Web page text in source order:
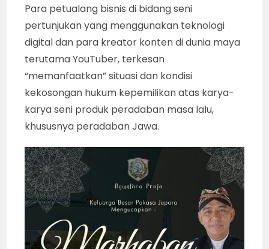
Para petualang bisnis di bidang seni
pertunjukan yang menggunakan teknologi
digital dan para kreator konten di dunia maya
terutama YouTuber, terkesan
“memanfaatkan” situasi dan kondisi
kekosongan hukum kepemilikan atas karya-
karya seni produk peradaban masa lalu,
khususnya peradaban Jawa.